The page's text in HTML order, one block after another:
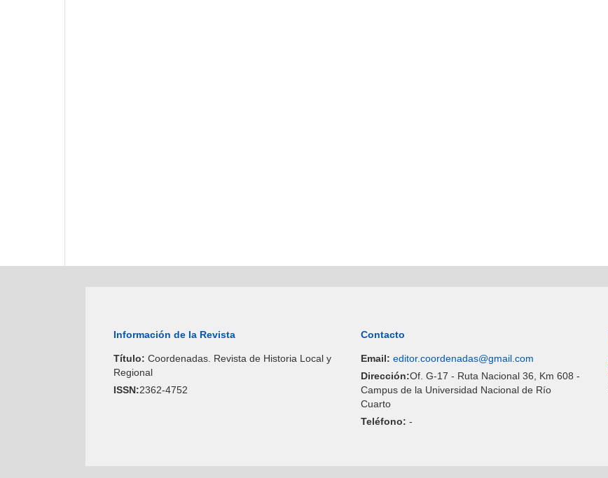
Información de la Revista
Título: Coordenadas. Revista de Historia Local y
Regional
ISSN:2362-4752
Contacto
Email: editor.coordenadas@gmail.com
Dirección:Of. G-17 - Ruta Nacional 36, Km 608 -
Campus de la Universidad Nacional de Río
Cuarto
Teléfono:-